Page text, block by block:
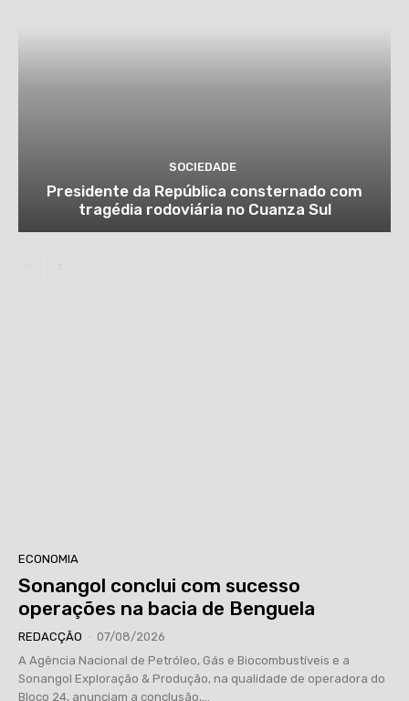
SOCIEDADE
Presidente da República consternado com
tragédia rodoviária no Cuanza Sul
ECONOMIA
Sonangol conclui com sucesso
operações na bacia de Benguela
REDACÇÃO
07/08/2026
A Agência Nacional de Petróleo, Gás e Biocombustíveis e a
Sonangol Exploração & Produção, na qualidade de operadora do
Bloco 24, anunciam a conclusão,...